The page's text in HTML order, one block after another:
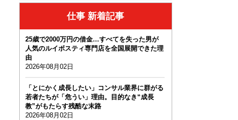
仕事 新着記事
25歳で2000万円の借金…すべてを失った男が
人気のルイボスティ専門店を全国展開できた理
由
2026年08月02日
「とにかく成長したい」コンサル業界に群がる
若者たちが「危うい」理由。目的なき“成長
教”がもたらす残酷な末路
2026年08月02日